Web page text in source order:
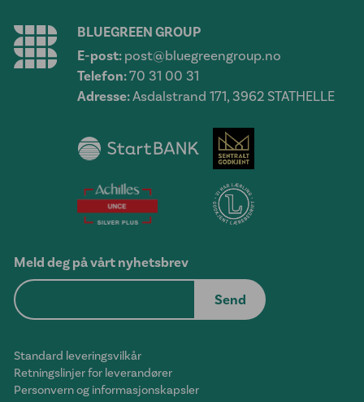
BLUEGREEN GROUP
E-post: post@bluegreengroup.no
Telefon:70 31 00 31
Adresse:Asdalstrand 171, 3962 STATHELLE
Meld deg på vårt nyhetsbrev
Standard leveringsvilkår
Retningslinjer for leverandører
Personvern og informasjonskapsler